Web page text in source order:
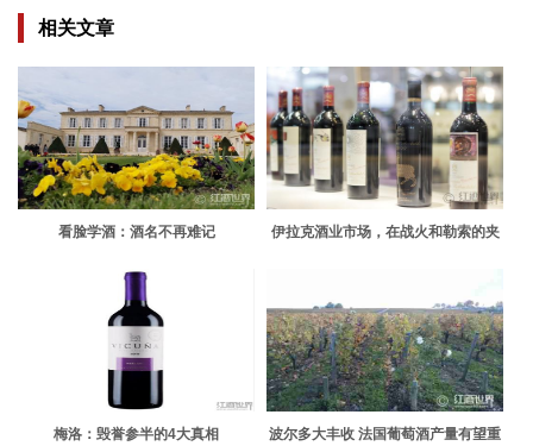
相关文章
看脸学酒：酒名不再难记
伊拉克酒业市场，在战火和勒索的夹
梅洛：毁誉参半的4大真相
波尔多大丰收 法国葡萄酒产量有望重